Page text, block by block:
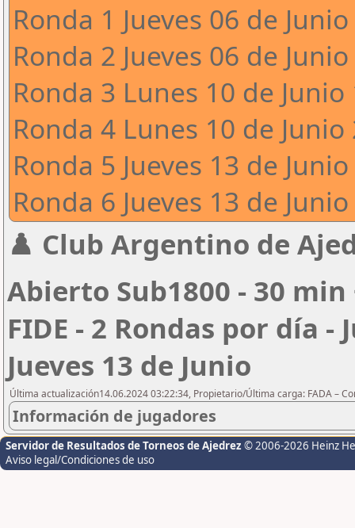
Ronda 1 Jueves 06 de
Ronda 2 Jueves 06 de
Ronda 3 Lunes 10 de Junio
Ronda 4 Lunes 10 de Junio
Ronda 5 Jueves 13 de
Ronda 6 Jueves 13 de
♟️ Club Argentino de
Abierto Sub1800 - 30 min
FIDE - 2 Rondas por día -
Jueves 13 de Junio
Última actualización14.06.2024 03:22:34, Propietario/Última carga: FADA –
Información de jugadores
Servidor de Resultados de Torneos de Ajedrez © 2006-2026 Heinz
Aviso legal/Condiciones de uso